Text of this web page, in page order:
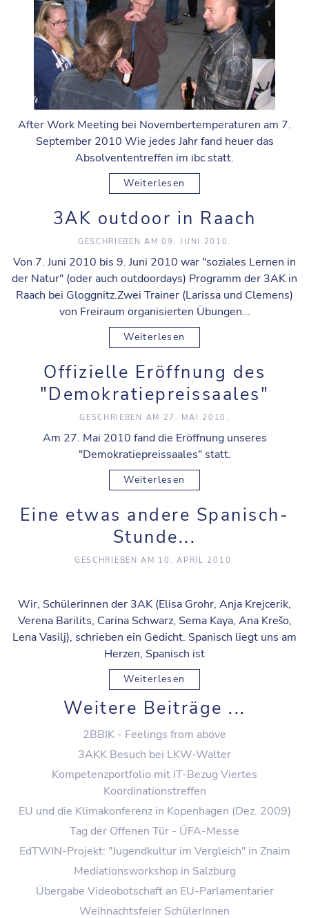
After Work Meeting bei Novembertemperaturen am 7.
September 2010 Wie jedes Jahr fand heuer das
Absolvententreffen im ibc statt.
Weiterlesen
3AK outdoor in Raach
GESCHRIEBEN AM09. JUNI 2010.
Von 7. Juni 2010 bis 9. Juni 2010 war "soziales Lernen in
der Natur" (oder auch outdoordays) Programm der 3AK in
Raach bei Gloggnitz.Zwei Trainer (Larissa und Clemens)
von Freiraum organisierten Übungen...
Weiterlesen
Offizielle Eröffnung des
"Demokratiepreissaales"
GESCHRIEBEN AM 27. MAI 2010.
Am 27. Mai 2010 fand die Eröffnung unseres
"Demokratiepreissaales" statt.
Weiterlesen
Eine etwas andere Spanisch-
Stunde...
GESCHRIEBEN AM 10. APRIL 2010.
Wir, Schülerinnen der 3AK (Elisa Grohr, Anja Krejcerik,
Verena Barilits, Carina Schwarz, Sema Kaya, Ana Krešo,
Lena Vasilj), schrieben ein Gedicht. Spanisch liegt uns am
Herzen, Spanisch ist
Weiterlesen
Weitere Beiträge ...
2BBIK - Feelings from above
3AKK Besuch bei LKW-Walter
Kompetenzportfolio mit IT-Bezug Viertes
Koordinationstreffen
EU und die Klimakonferenz in Kopenhagen (Dez. 2009)
Tag der Offenen Tür - ÜFA-Messe
EdTWIN-Projekt: "Jugendkultur im Vergleich" in Znaim
Mediationsworkshop in Salzburg
Übergabe Videobotschaft an EU-Parlamentarier
Weihnachtsfeier SchülerInnen